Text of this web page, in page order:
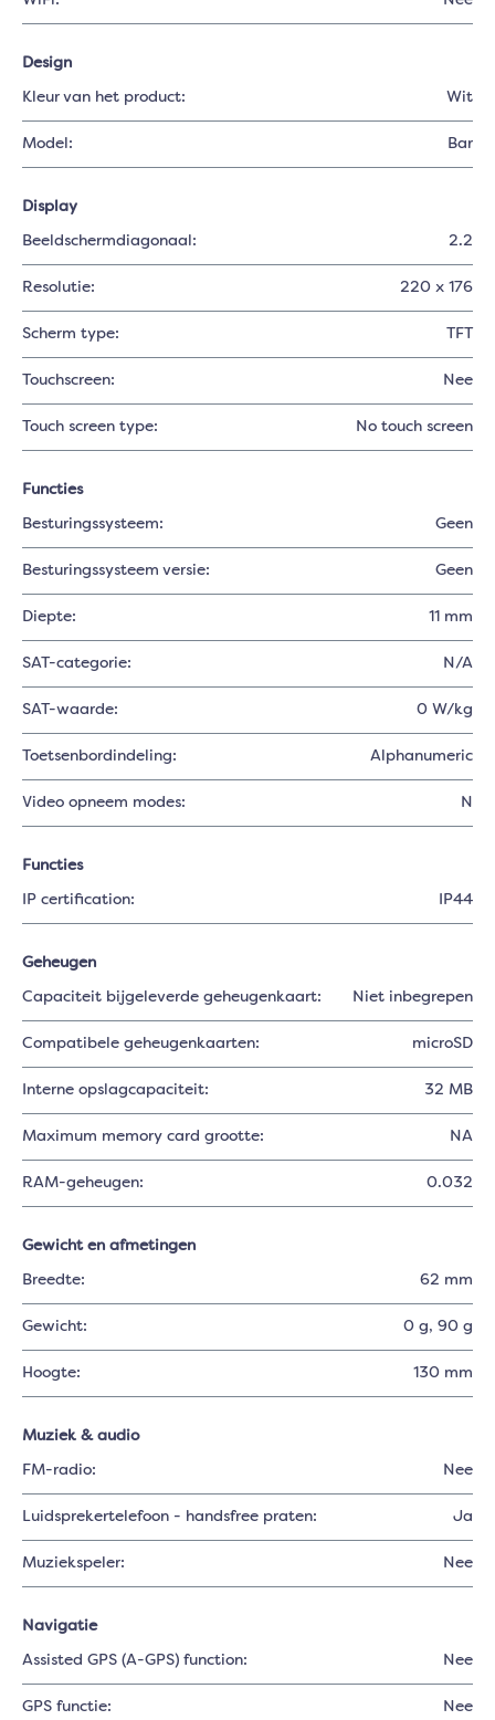
Design
Kleur van het product: Wit
Model: Bar
Display
Beeldschermdiagonaal: 2.2
Resolutie: 220 x 176
Scherm type: TFT
Touchscreen: Nee
Touch screen type: No touch screen
Functies
Besturingssysteem: Geen
Besturingssysteem versie: Geen
Diepte: 11 mm
SAT-categorie: N/A
SAT-waarde: 0 W/kg
Toetsenbordindeling: Alphanumeric
Video opneem modes: N
Functies
IP certification: IP44
Geheugen
Capaciteit bijgeleverde geheugenkaart: Niet inbegrepen
Compatibele geheugenkaarten: microSD
Interne opslagcapaciteit: 32 MB
Maximum memory card grootte: NA
RAM-geheugen: 0.032
Gewicht en afmetingen
Breedte: 62 mm
Gewicht: 0 g, 90 g
Hoogte: 130 mm
Muziek & audio
FM-radio: Nee
Luidsprekertelefoon - handsfree praten: Ja
Muziekspeler: Nee
Navigatie
Assisted GPS (A-GPS) function: Nee
GPS functie: Nee